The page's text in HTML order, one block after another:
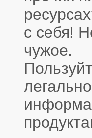
с себя!
чужое.